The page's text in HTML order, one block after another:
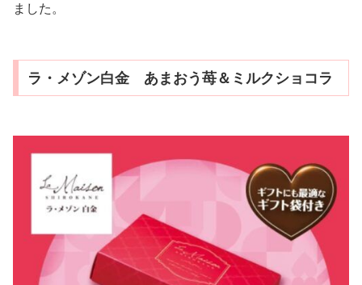
ました。
ラ・メゾン白金 あまおう苺＆ミルクショコラ